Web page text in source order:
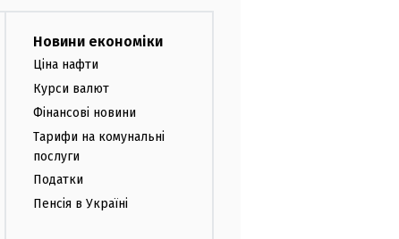
Новини економіки
Ціна нафти
Курси валют
Фінансові новини
Тарифи на комунальні
послуги
Податки
Пенсія в Україні